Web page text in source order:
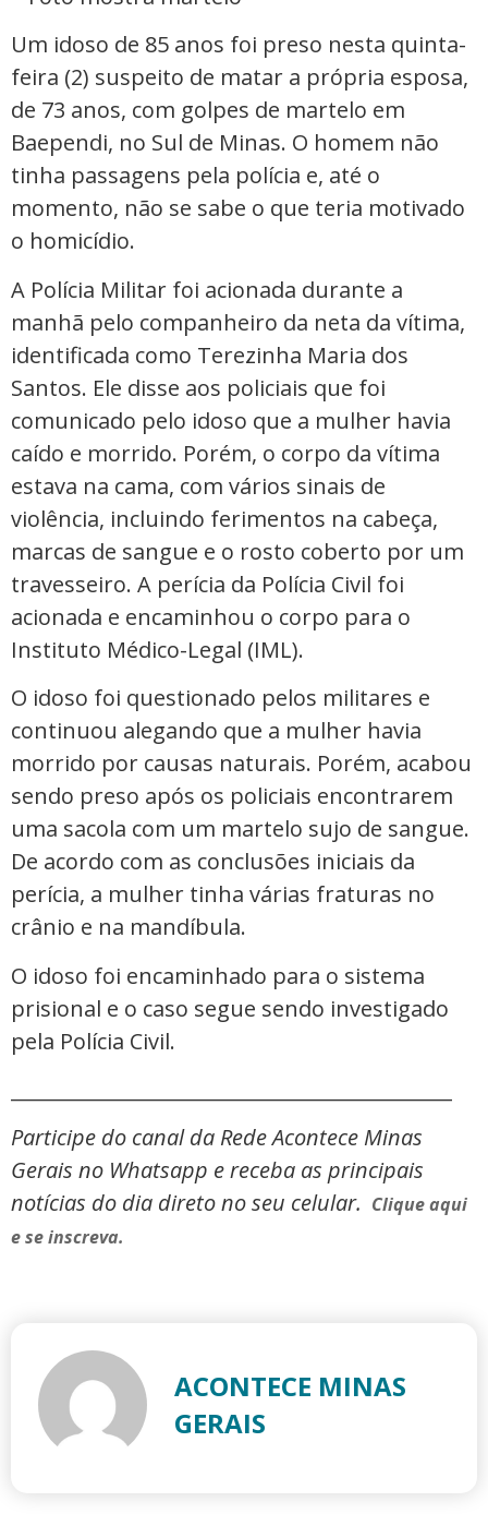
Um idoso de 85 anos foi preso nesta quinta-
feira (2) suspeito de matar a própria esposa,
de 73 anos, com golpes de martelo em
Baependi, no Sul de Minas. O homem não
tinha passagens pela polícia e, até o
momento, não se sabe o que teria motivado
o homicídio.
A Polícia Militar foi acionada durante a
manhã pelo companheiro da neta da vítima,
identificada como Terezinha Maria dos
Santos. Ele disse aos policiais que foi
comunicado pelo idoso que a mulher havia
caído e morrido. Porém, o corpo da vítima
estava na cama, com vários sinais de
violência, incluindo ferimentos na cabeça,
marcas de sangue e o rosto coberto por um
travesseiro. A perícia da Polícia Civil foi
acionada e encaminhou o corpo para o
Instituto Médico-Legal (IML).
O idoso foi questionado pelos militares e
continuou alegando que a mulher havia
morrido por causas naturais. Porém, acabou
sendo preso após os policiais encontrarem
uma sacola com um martelo sujo de sangue.
De acordo com as conclusões iniciais da
perícia, a mulher tinha várias fraturas no
crânio e na mandíbula.
O idoso foi encaminhado para o sistema
prisional e o caso segue sendo investigado
pela Polícia Civil.
Participe do canal da Rede Acontece Minas
Gerais no Whatsapp e receba as principais
notícias do dia direto no seu celular. Clique aqui
e se inscreva.
ACONTECE MINAS
GERAIS